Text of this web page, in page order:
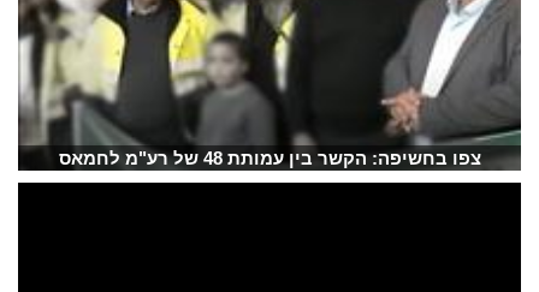
צפו בחשיפה: הקשר בין עמותת 48 של רע"מ לחמאס